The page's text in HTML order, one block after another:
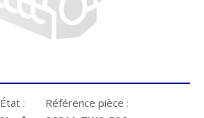
État :
Référence pièce :